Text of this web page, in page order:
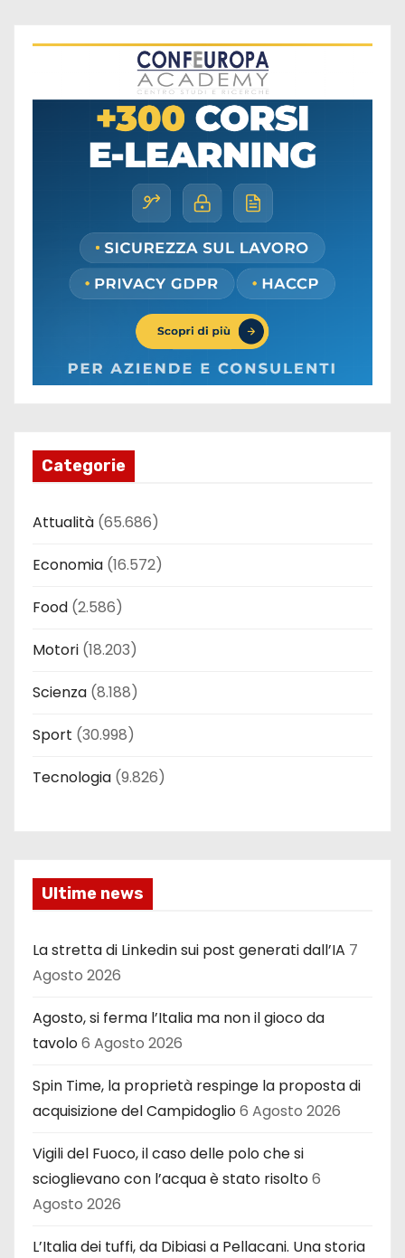
Categorie
Attualità (65.686)
Economia (16.572)
Food (2.586)
Motori (18.203)
Scienza (8.188)
Sport (30.998)
Tecnologia (9.826)
Ultime news
La stretta di Linkedin sui post generati dall’IA 7
Agosto 2026
Agosto, si ferma l’Italia ma non il gioco da
tavolo6 Agosto 2026
Spin Time, la proprietà respinge la proposta di
acquisizione del Campidoglio6 Agosto 2026
Vigili del Fuoco, il caso delle polo che si
scioglievano con l’acqua è stato risolto6
Agosto 2026
L’Italia dei tuffi, da Dibiasi a Pellacani. Una storia